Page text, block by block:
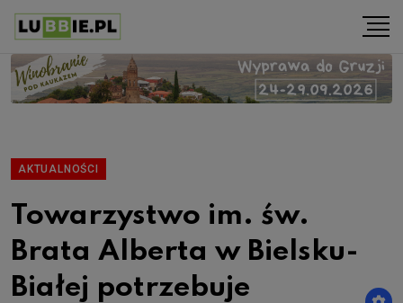
AKTUALNOŚCI
Towarzystwo im. św.
Brata Alberta w Bielsku-
Białej potrzebuje